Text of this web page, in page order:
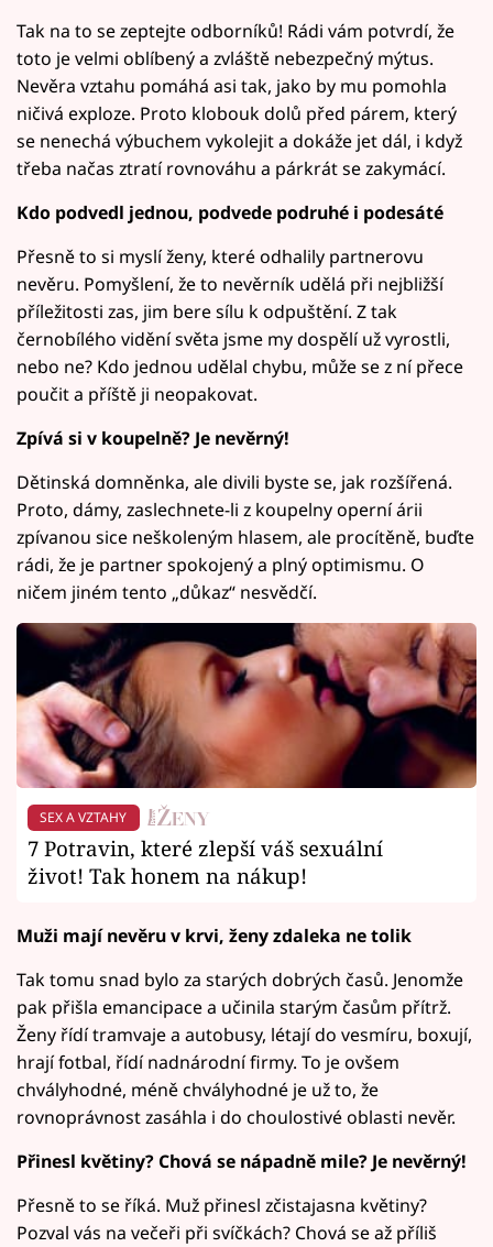
Tak na to se zeptejte odborníků! Rádi vám potvrdí, že
toto je velmi oblíbený a zvláště nebezpečný mýtus.
Nevěra vztahu pomáhá asi tak, jako by mu pomohla
ničivá exploze. Proto klobouk dolů před párem, který
se nenechá výbuchem vykolejit a dokáže jet dál, i když
třeba načas ztratí rovnováhu a párkrát se zakymácí.
Kdo podvedl jednou, podvede podruhé i podesáté
Přesně to si myslí ženy, které odhalily partnerovu
nevěru. Pomyšlení, že to nevěrník udělá při nejbližší
příležitosti zas, jim bere sílu k odpuštění. Z tak
černobílého vidění světa jsme my dospělí už vyrostli,
nebo ne? Kdo jednou udělal chybu, může se z ní přece
poučit a příště ji neopakovat.
Zpívá si v koupelně? Je nevěrný!
Dětinská domněnka, ale divili byste se, jak rozšířená.
Proto, dámy, zaslechnete-li z koupelny operní árii
zpívanou sice neškoleným hlasem, ale procítěně, buďte
rádi, že je partner spokojený a plný optimismu. O
ničem jiném tento „důkaz“ nesvědčí.
SEX A VZTAHY
7 Potravin, které zlepší váš sexuální
život! Tak honem na nákup!
Muži mají nevěru v krvi, ženy zdaleka ne tolik
Tak tomu snad bylo za starých dobrých časů. Jenomže
pak přišla emancipace a učinila starým časům přítrž.
Ženy řídí tramvaje a autobusy, létají do vesmíru, boxují,
hrají fotbal, řídí nadnárodní firmy. To je ovšem
chvályhodné, méně chvályhodné je už to, že
rovnoprávnost zasáhla i do choulostivé oblasti nevěr.
Přinesl květiny? Chová se nápadně mile? Je nevěrný!
Přesně to se říká. Muž přinesl zčistajasna květiny?
Pozval vás na večeři při svíčkách? Chová se až příliš